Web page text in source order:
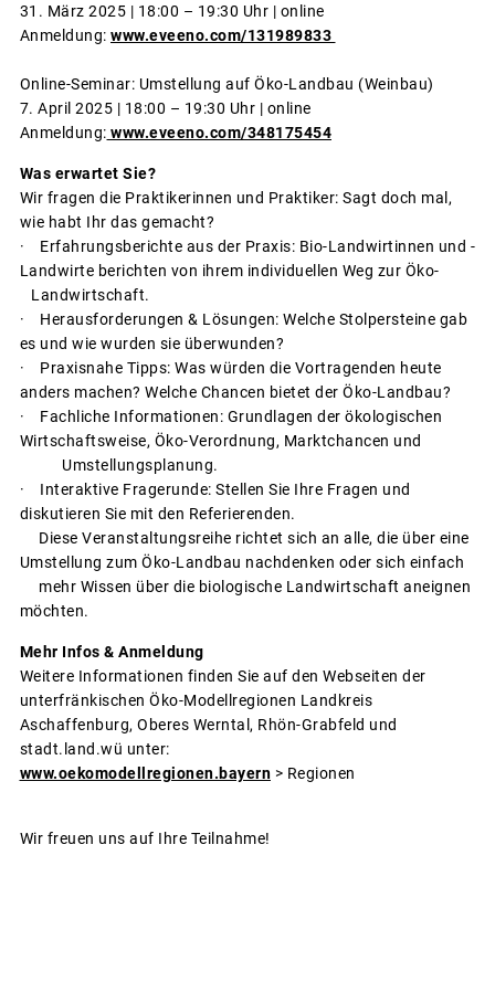
31. März 2025 | 18:00 – 19:30 Uhr | online
Anmeldung: www.eveeno.com/131989833
Online-Seminar: Umstellung auf Öko-Landbau (Weinbau)
7. April 2025 | 18:00 – 19:30 Uhr | online
Anmeldung: www.eveeno.com/348175454
Was erwartet Sie?
Wir fragen die Praktikerinnen und Praktiker: Sagt doch mal,
wie habt Ihr das gemacht?
· Erfahrungsberichte aus der Praxis: Bio-Landwirtinnen und -
Landwirte berichten von ihrem individuellen Weg zur Öko-
Landwirtschaft.
· Herausforderungen & Lösungen: Welche Stolpersteine gab
es und wie wurden sie überwunden?
· Praxisnahe Tipps: Was würden die Vortragenden heute
anders machen? Welche Chancen bietet der Öko-Landbau?
· Fachliche Informationen: Grundlagen der ökologischen
Wirtschaftsweise, Öko-Verordnung, Marktchancen und
Umstellungsplanung.
· Interaktive Fragerunde: Stellen Sie Ihre Fragen und
diskutieren Sie mit den Referierenden.
Diese Veranstaltungsreihe richtet sich an alle, die über eine
Umstellung zum Öko-Landbau nachdenken oder sich einfach
mehr Wissen über die biologische Landwirtschaft aneignen
möchten.
Mehr Infos & Anmeldung
Weitere Informationen finden Sie auf den Webseiten der
unterfränkischen Öko-Modellregionen Landkreis
Aschaffenburg, Oberes Werntal, Rhön-Grabfeld und
stadt.land.wü unter:
www.oekomodellregionen.bayern > Regionen
Wir freuen uns auf Ihre Teilnahme!